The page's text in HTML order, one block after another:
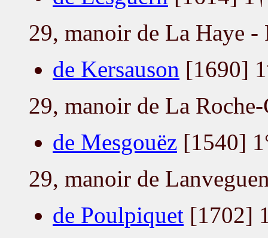
29, manoir de La Haye -
de Kersauson [1690]
29, manoir de La
de Mesgouëz [1540]
29, manoir de
de Poulpiquet [1702]